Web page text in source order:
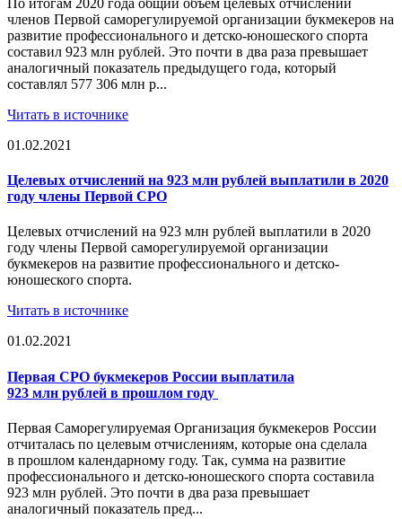
По итогам 2020 года общий объем целевых отчислений
членов Первой саморегулируемой организации букмекеров на
развитие профессионального и детско-юношеского спорта
составил 923 млн рублей. Это почти в два раза превышает
аналогичный показатель предыдущего года, который
составлял 577 306 млн р...
Читать в источнике
01.02.2021
Целевых отчислений на 923 млн рублей выплатили в 2020
году члены Первой СРО
Целевых отчислений на 923 млн рублей выплатили в 2020
году члены Первой саморегулируемой организации
букмекеров на развитие профессионального и детско-
юношеского спорта.
Читать в источнике
01.02.2021
Первая СРО букмекеров России выплатила
923 млн рублей в прошлом году
Первая Саморегулируемая Организация букмекеров России
отчиталась по целевым отчислениям, которые она сделала
в прошлом календарному году. Так, сумма на развитие
профессионального и детско-юношеского спорта составила
923 млн рублей. Это почти в два раза превышает
аналогичный показатель пред...